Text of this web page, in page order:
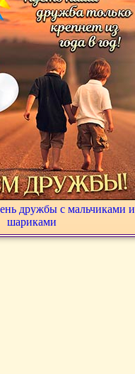
дружбы с мальчиками и
шариками